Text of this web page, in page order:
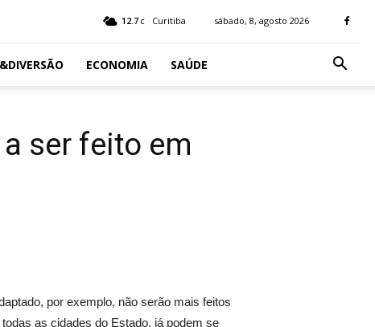
12.7 C Curitiba sábado, 8, agosto 2026
ECONOMIA SAÚDE
ser feito em
por exemplo, não serão mais feitos
as cidades do Estado, já podem se